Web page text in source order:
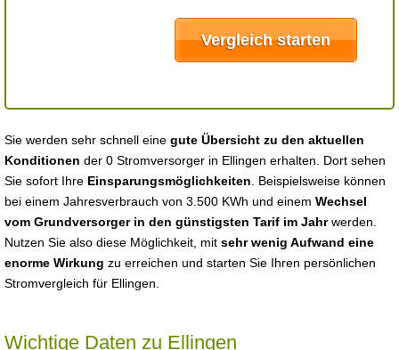
Sie werden sehr schnell eine gute Übersicht zu den aktuellen
Konditionen der 0 Stromversorger in Ellingen erhalten. Dort sehen
Sie sofort Ihre Einsparungsmöglichkeiten . Beispielsweise können
bei einem Jahresverbrauch von 3.500 KWh und einem Wechsel
vom Grundversorger in den günstigsten Tarif im Jahrwerden.
Nutzen Sie also diese Möglichkeit, mit sehr wenig Aufwand eine
enorme Wirkung zu erreichen und starten Sie Ihren persönlichen
Stromvergleich für Ellingen.
Wichtige Daten zu Ellingen